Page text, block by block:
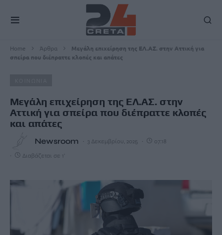
Home Άρθρα
Μεγάλη επιχείρηση της ΕΛ.ΑΣ. στην Αττική για
σπείρα που διέπραττε κλοπές και απάτες
Μεγάλη επιχείρηση της ΕΛ.ΑΣ. στην
Αττική για σπείρα που διέπραττε κλοπές
και απάτες
Newsroom 3 Δεκεμβρίου, 2025 07:18
Διαβάζεται σε 1'